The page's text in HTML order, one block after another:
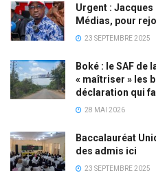
Urgent :
Médias, pour
23 SEPTEMBRE 2025
Boké : le SAF de
« maîtriser » les
déclaration qui
28 MAI 2026
Baccalauréat
des admis ici
23 SEPTEMBRE 2025